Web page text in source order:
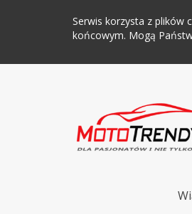
Serwis korzysta z plików
końcowym. Mogą